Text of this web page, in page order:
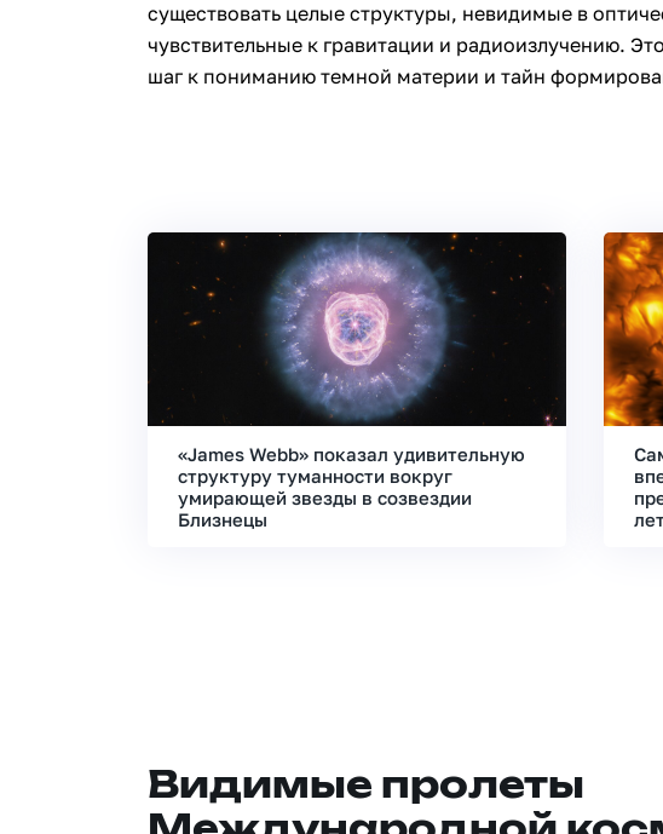
существовать целые структуры, невидимые в
чувствительные к гравитации и радиоизлучению.
шаг к пониманию темной материи и тайн
«James Webb» показал удивительную
структуру туманности вокруг
умирающей звезды в созвездии
Близнецы
Видимые пролеты